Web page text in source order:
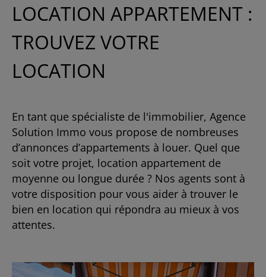
LOCATION APPARTEMENT :
TROUVEZ VOTRE
LOCATION
En tant que spécialiste de l'immobilier, Agence
Solution Immo vous propose de nombreuses
d’annonces d’appartements à louer. Quel que
soit votre projet, location appartement de
moyenne ou longue durée ? Nos agents sont à
votre disposition pour vous aider à trouver le
bien en location qui répondra au mieux à vos
attentes.